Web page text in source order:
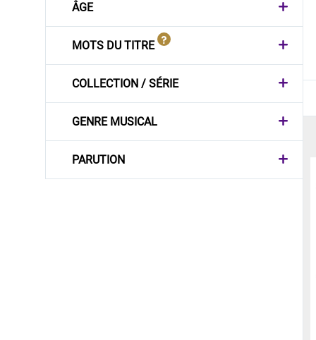
ÂGE
MOTS DU TITRE
COLLECTION / SÉRIE
GENRE MUSICAL
PARUTION